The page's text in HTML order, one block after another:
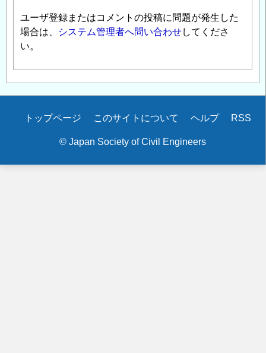
ユーザ登録またはコメントの投稿に問題が発生した
場合は、
システム管理者へ問い合わせしてくださ
い。
Secondary
トップページ このサイトについて ヘルプ RSS
© Japan Society of Civil Engineers